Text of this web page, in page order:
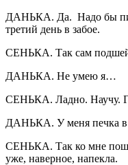
ДАНЬКА. Да. Надо бы
третий день в забое.
СЕНЬКА. Так сам
ДАНЬКА. Не умею я…
СЕНЬКА. Ладно. Научу.
ДАНЬКА. У меня печка в
СЕНЬКА. Так ко мне
уже, наверное, напекла.